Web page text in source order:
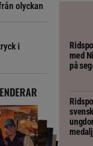
olyckan
i
med
på